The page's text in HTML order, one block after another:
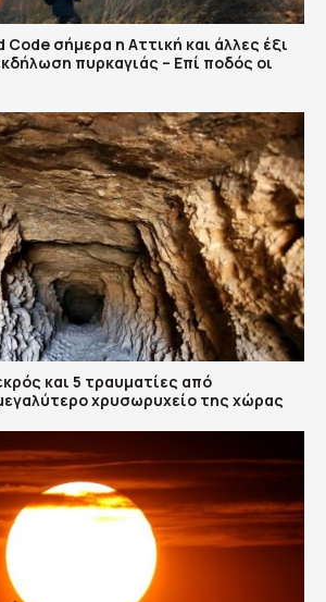
σήμερα η Αττική και άλλες έξι
πυρκαγιάς – Επί ποδός οι
και 5 τραυματίες από
χρυσωρυχείο της χώρας